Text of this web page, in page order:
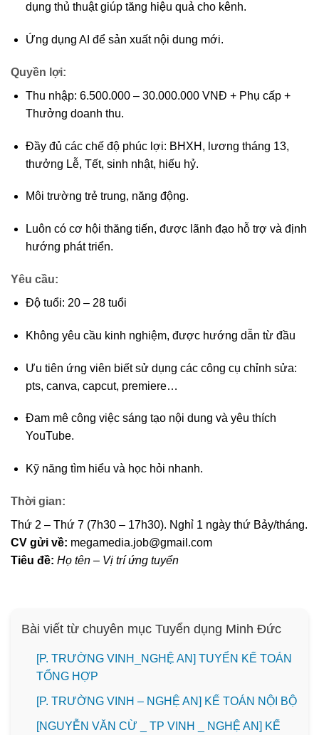
dụng thủ thuật giúp tăng hiệu quả cho kênh.
Ứng dụng AI để sản xuất nội dung mới.
Quyền lợi:
Thu nhập: 6.500.000 – 30.000.000 VNĐ + Phụ cấp +
Thưởng doanh thu.
Đầy đủ các chế độ phúc lợi: BHXH, lương tháng 13,
thưởng Lễ, Tết, sinh nhật, hiếu hỷ.
Môi trường trẻ trung, năng động.
Luôn có cơ hội thăng tiến, được lãnh đạo hỗ trợ và định
hướng phát triển.
Yêu cầu:
Độ tuổi: 20 – 28 tuổi
Không yêu cầu kinh nghiệm, được hướng dẫn từ đầu
Ưu tiên ứng viên biết sử dụng các công cụ chỉnh sửa:
pts, canva, capcut, premiere…
Đam mê công việc sáng tạo nội dung và yêu thích
YouTube.
Kỹ năng tìm hiểu và học hỏi nhanh.
Thời gian:
Thứ 2 – Thứ 7 (7h30 – 17h30). Nghỉ 1 ngày thứ Bảy/tháng.
CV gửi về: megamedia.job@gmail.com
Tiêu đề: Họ tên – Vị trí ứng tuyển
Bài viết từ chuyên mục Tuyển dụng Minh Đức
[P. TRƯỜNG VINH_NGHỆ AN] TUYỂN KẾ TOÁN
TỔNG HỢP
[P. TRƯỜNG VINH – NGHỆ AN] KẾ TOÁN NỘI BỘ
[NGUYỄN VĂN CỪ _ TP VINH _ NGHỆ AN] KẾ